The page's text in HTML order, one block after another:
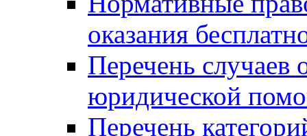
оказания
Перечень случаев
юридической
Перечень